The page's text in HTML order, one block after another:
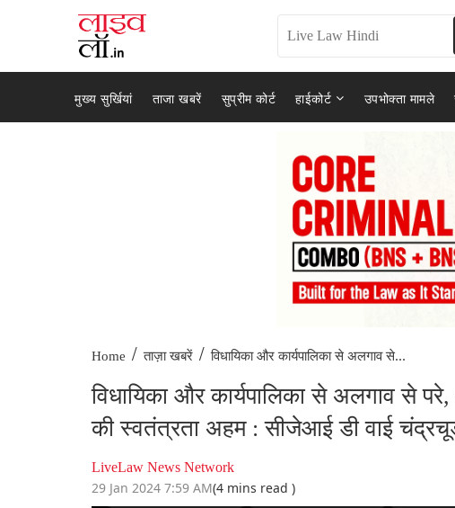
मुख्य सुर्खियां ताजा खबरें सुप्रीम कोर्ट हाईकोर्ट उपभोक्ता मामले
Home / ताज़ा खबरें / विधायिका और कार्यपालिका से अलगाव से...
विधायिका और कार्यपालिका से अलगाव से
की स्वतंत्रता अहम : सीजेआई डी वाई
LiveLaw News Network
29 Jan 2024 7:59 AM(4 mins read )